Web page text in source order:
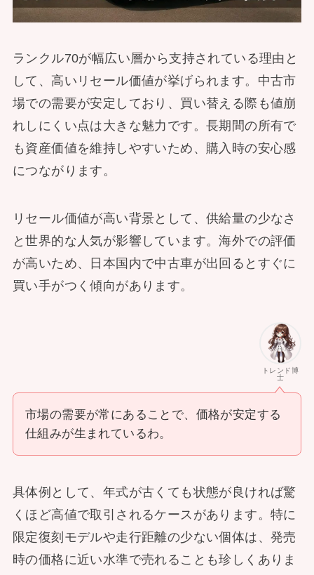
ランクル70が幅広い層から支持されている理由と
して、高いリセール価値が挙げられます。中古市
場での需要が安定しており、買い替える際も値崩
れしにくい点は大きな魅力です。長期間の所有で
も資産価値を維持しやすいため、購入時の安心感
につながります。
リセール価値が高い背景として、供給量の少なさ
と世界的な人気が影響しています。海外での評価
が高いため、日本国内で中古車が出回るとすぐに
買い手がつく傾向があります。
トレンド博
士
市場の需要が常にあることで、価格が安定する
仕組みが生まれているわ。
具体例として、年式が古くても状態が良ければ驚
くほど高値で取引されるケースがあります。特に
限定復刻モデルや走行距離の少ない個体は、発売
時の価格に近い水準で売れることも珍しくありま